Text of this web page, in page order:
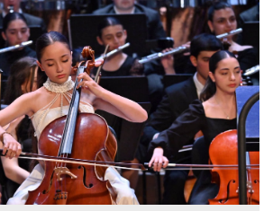
прошло заседание
форума «Лорис